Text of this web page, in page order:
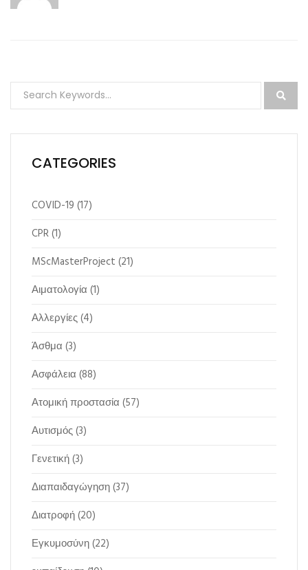
CATEGORIES
COVID-19 (17)
CPR(1)
MScMasterProject (21)
Αιματολογία (1)
Αλλεργίες(4)
Άσθμα (3)
Ασφάλεια (88)
Ατομική προστασία (57)
Αυτισμός(3)
Γενετική(3)
Διαπαιδαγώγηση(37)
Διατροφή(20)
Εγκυμοσύνη(22)